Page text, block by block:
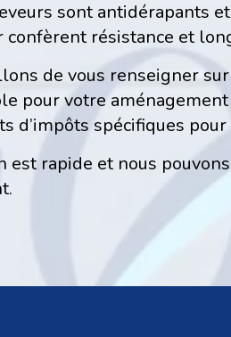
sont antidérapants
résistance et
de vous renseigner
pour votre
d’impôts spécifiques pour
rapide et nous